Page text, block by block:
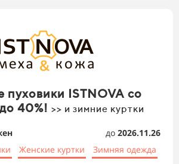
пуховики ISTNOVA со
40%! >> и зимние куртки
до 2026.11.26
Женские куртки Зимняя одежда